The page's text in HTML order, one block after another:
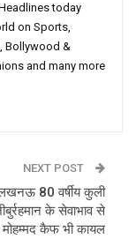
today
on Sports,
Bollywood &
and many more
NEXT POST
80 वर्षीय कुली
के सेवाभाव से
कैफ भी कायल